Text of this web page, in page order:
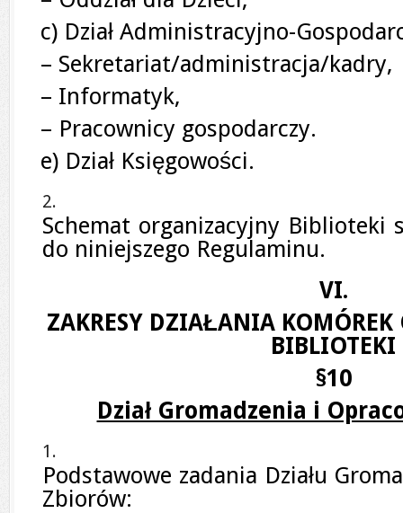
c) Dział Administracyjno-
– Sekretariat/administracja/kadry,
– Informatyk,
– Pracownicy gospodarczy.
e) Dział Księgowości.
Schemat organizacyjny Biblioteki
do niniejszego Regulaminu.
VI.
ZAKRESY DZIAŁANIA KOMÓREK
BIBLIOTEKI
§10
Dział Gromadzenia i
Podstawowe zadania Działu
Zbiorów: